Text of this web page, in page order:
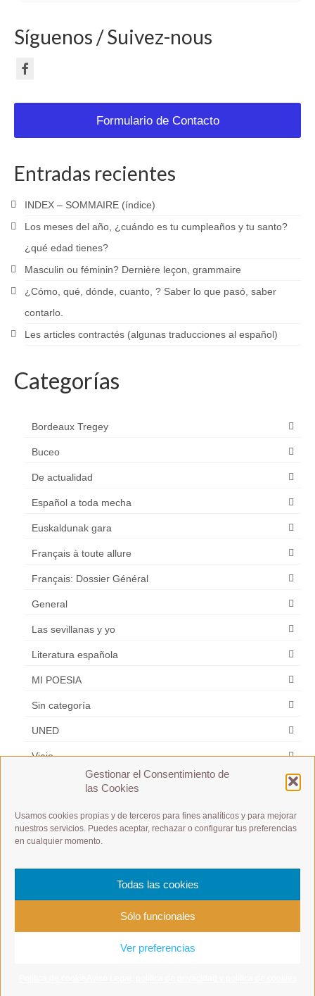
Gestionar el Consentimiento de
las Cookies
Usamos cookies propias y de terceros para fines analíticos y para mejorar
nuestros servicios. Puedes aceptar, rechazar o configurar tus preferencias
en cualquier momento.
Todas las cookies
Sólo funcionales
Ver preferencias
Síguenos / Suivez-nous
Formulario de Contacto
Entradas recientes
INDEX – SOMMAIRE (índice)
Los meses del año, ¿cuándo es tu cumpleaños y tu santo?
¿qué edad tienes?
Masculin ou féminin? Dernière leçon, grammaire
¿Cómo, qué, dónde, cuanto, ? Saber lo que pasó, saber
contarlo.
Les articles contractés (algunas traducciones al español)
Categorías
Bordeaux Tregey
Buceo
De actualidad
Español a toda mecha
Euskaldunak gara
Français à toute allure
Français: Dossier Général
General
Las sevillanas y yo
Literatura española
MI POESIA
Sin categoría
UNED
Viaje
Etiquetas
A1 / A2 / B1 / B2 /C1 / C2 A1 Débutant es m
Español y Frances
Présentation à toute allure